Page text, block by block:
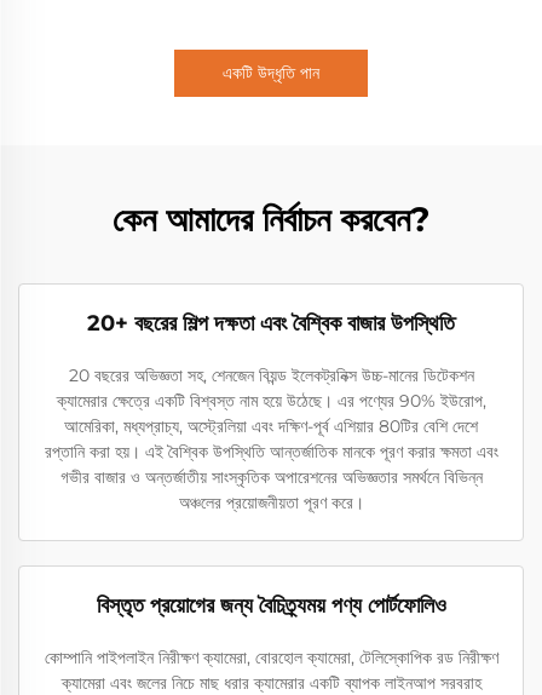
একটি উদ্ধৃতি পান
কেন আমাদের নির্বাচন করবেন?
20+ বছরের শিল্প দক্ষতা এবং বৈশ্বিক বাজার উপস্থিতি
20 বছরের অভিজ্ঞতা সহ, শেনজেন বিয়ন্ড ইলেকট্রনিক্স উচ্চ-মানের ডিটেকশন
ক্যামেরার ক্ষেত্রে একটি বিশ্বস্ত নাম হয়ে উঠেছে। এর পণ্যের 90% ইউরোপ,
আমেরিকা, মধ্যপ্রাচ্য, অস্ট্রেলিয়া এবং দক্ষিণ-পূর্ব এশিয়ার 80টির বেশি দেশে
রপ্তানি করা হয়। এই বৈশ্বিক উপস্থিতি আন্তর্জাতিক মানকে পূরণ করার ক্ষমতা এবং
গভীর বাজার ও অন্তর্জাতীয় সাংস্কৃতিক অপারেশনের অভিজ্ঞতার সমর্থনে বিভিন্ন
অঞ্চলের প্রয়োজনীয়তা পূরণ করে।
বিস্তৃত প্রয়োগের জন্য বৈচিত্র্যময় পণ্য পোর্টফোলিও
কোম্পানি পাইপলাইন নিরীক্ষণ ক্যামেরা, বোরহোল ক্যামেরা, টেলিস্কোপিক রড নিরীক্ষণ
ক্যামেরা এবং জলের নিচে মাছ ধরার ক্যামেরার একটি ব্যাপক লাইনআপ সরবরাহ